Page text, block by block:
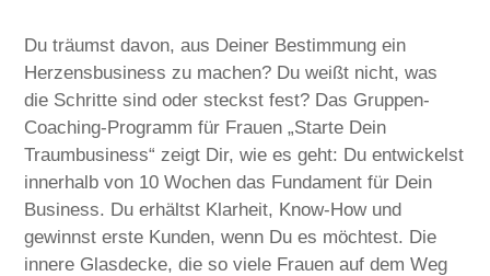
Du träumst davon, aus Deiner Bestimmung ein
Herzensbusiness zu machen? Du weißt nicht, was
die Schritte sind oder steckst fest? Das Gruppen-
Coaching-Programm für Frauen „Starte Dein
Traumbusiness“ zeigt Dir, wie es geht: Du entwickelst
innerhalb von 10 Wochen das Fundament für Dein
Business. Du erhältst Klarheit, Know-How und
gewinnst erste Kunden, wenn Du es möchtest. Die
innere Glasdecke, die so viele Frauen auf dem Weg